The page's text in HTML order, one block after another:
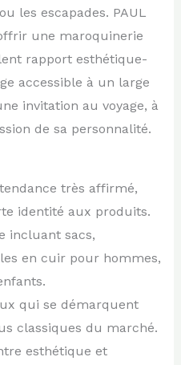
les escapades. PAUL
une maroquinerie
rapport esthétique-
accessible à un large
invitation au voyage, à
de sa personnalité.
très affirmé,
identité aux produits.
incluant sacs,
en cuir pour hommes,
qui se démarquent
classiques du marché.
esthétique et